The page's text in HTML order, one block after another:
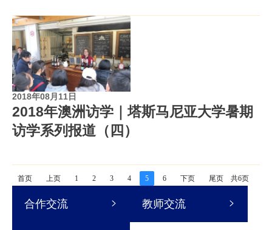
合作交流 教师交流
2018年08月11日
2018年澳洲访学｜塔斯马尼亚大学暑期
访学系列报道（四）
首页 上页 1 2 3 4 5 6 下页 尾页 共6页